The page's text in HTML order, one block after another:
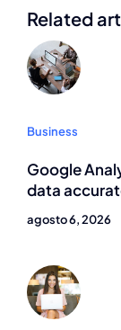
Related
Business
Google
data
agosto 6, 2026